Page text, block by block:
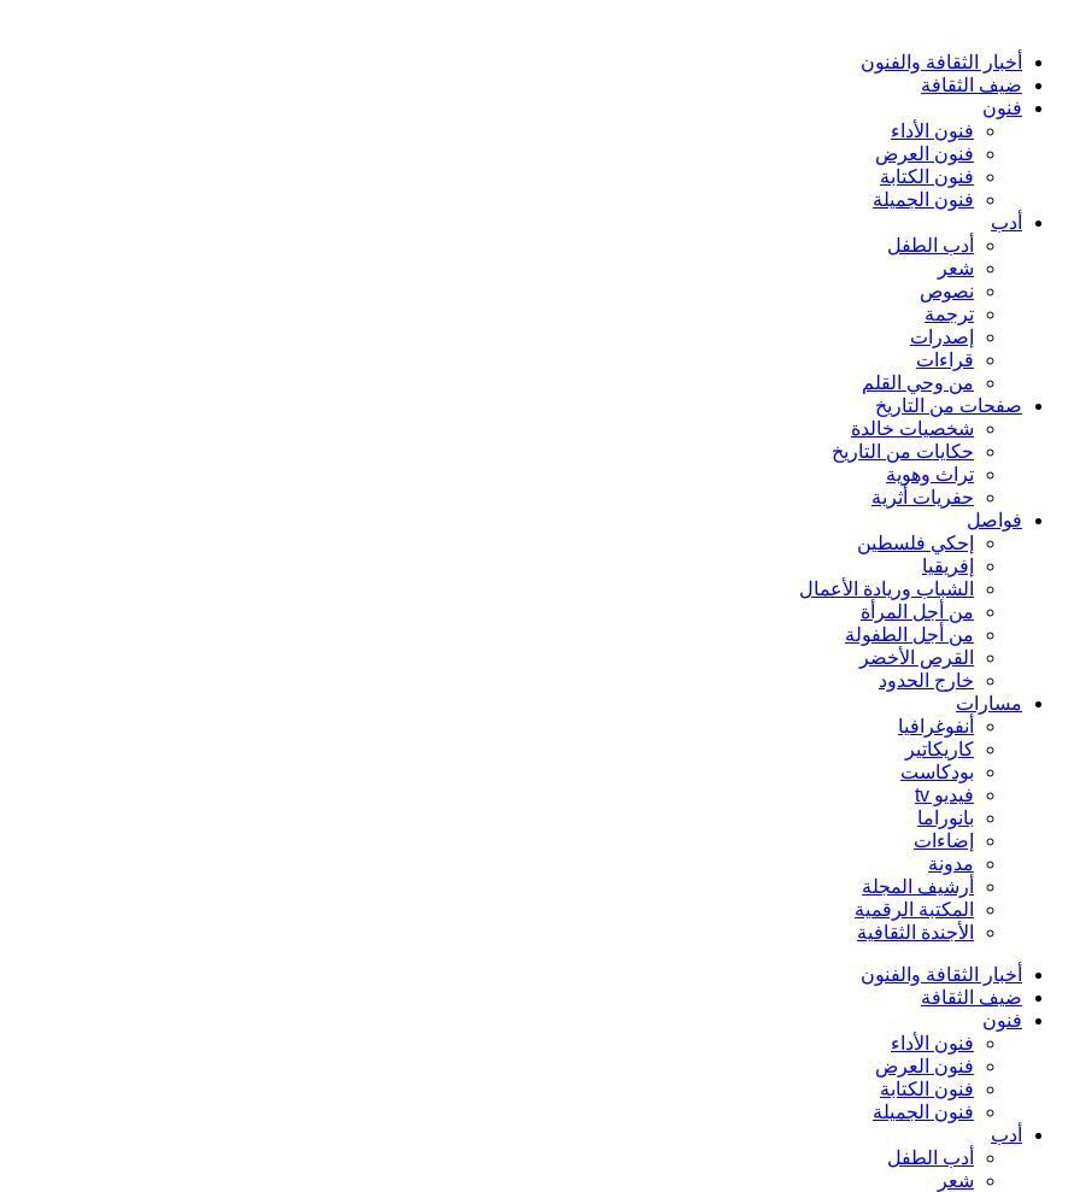
أخبار الثقافة والفنون
ضيف الثقافة
فنون
فنون الأداء
فنون العرض
فنون الكتابة
فنون الجميلة
أدب
أدب الطفل
شعر
نصوص
ترجمة
إصدرات
قراءات
من وحي القلم
صفحات من التاريخ
شخصيات خالدة
حكايات من التاريخ
تراث وهوية
حفريات أثرية
فواصل
إحكي فلسطين
إفريقيا
الشباب وريادة الأعمال
من أجل المرأة
من أجل الطفولة
القرص الأخضر
خارج الحدود
مسارات
أنفوغرافيا
كاريكاتير
بودكاست
فيديو tv
بانوراما
إضاءات
مدونة
أرشيف المجلة
المكتبة الرقمية
الأجندة الثقافية
أخبار الثقافة والفنون
ضيف الثقافة
فنون
فنون الأداء
فنون العرض
فنون الكتابة
فنون الجميلة
أدب
أدب الطفل
شعر